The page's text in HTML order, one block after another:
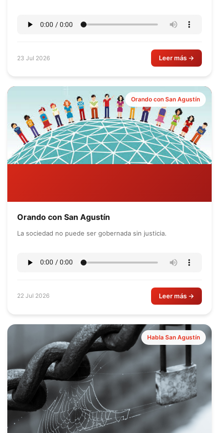
23 Jul 2026 Leer más →
Orando con San Agustín
Orando con San Agustín
La sociedad no puede ser gobernada sin justicia.
22 Jul 2026 Leer más →
Habla San Agustín